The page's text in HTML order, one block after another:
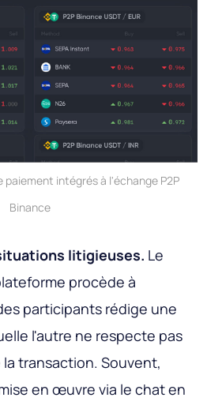
paiement intégrés à l'échange P2P
Binance
litigieuses. Le
procède à
participants rédige une
l'autre ne respecte pas
transaction. Souvent,
en œuvre via le chat en